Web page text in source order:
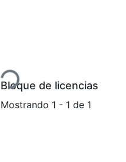
Cargando...
Bloque de licencias
Mostrando 1 - 1 de 1